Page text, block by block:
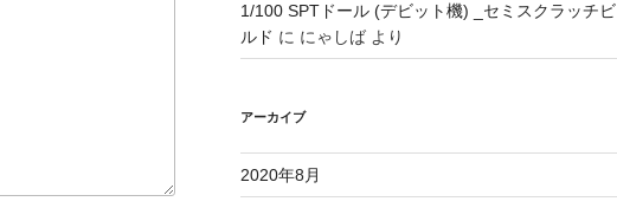
1/100 SPTドール (デビット機) _セミスクラッチビ
ルド に にゃしばより
アーカイブ
2020年8月